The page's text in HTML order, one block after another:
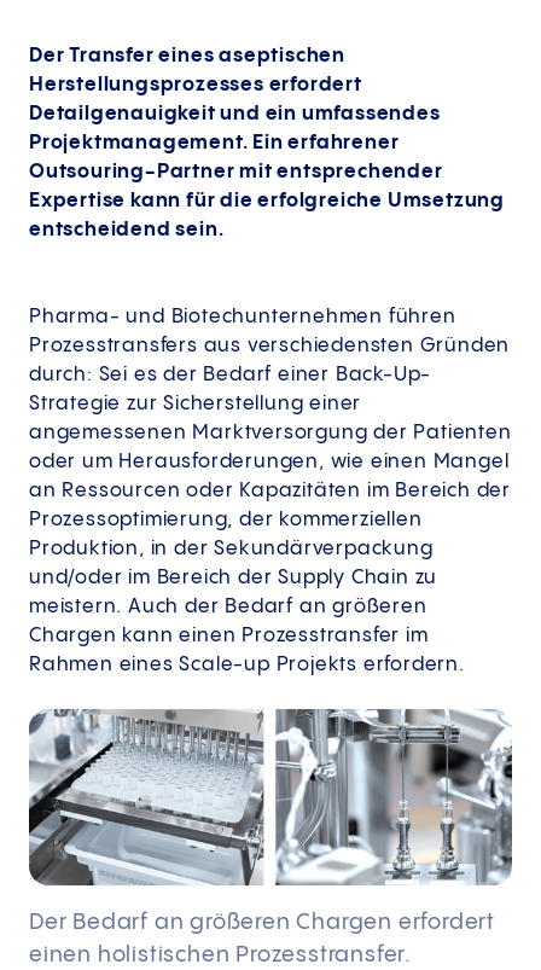
Der Transfer eines aseptischen
Herstellungsprozesses erfordert
Detailgenauigkeit und ein umfassendes
Projektmanagement. Ein erfahrener
Outsouring-Partner mit entsprechender
Expertise kann für die erfolgreiche Umsetzung
entscheidend sein.
Pharma- und Biotechunternehmen führen
Prozesstransfers aus verschiedensten Gründen
durch: Sei es der Bedarf einer Back-Up-
Strategie zur Sicherstellung einer
angemessenen Marktversorgung der Patienten
oder um Herausforderungen, wie einen Mangel
an Ressourcen oder Kapazitäten im Bereich der
Prozessoptimierung, der kommerziellen
Produktion, in der Sekundärverpackung
und/oder im Bereich der Supply Chain zu
meistern. Auch der Bedarf an größeren
Chargen kann einen Prozesstransfer im
Rahmen eines Scale-up Projekts erfordern.
Der Bedarf an größeren Chargen erfordert
einen holistischen Prozesstransfer.